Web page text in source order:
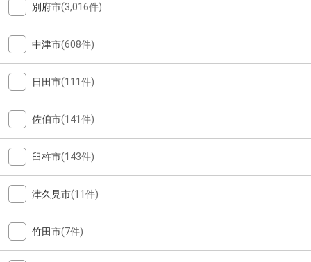
別府市(3,016件)
中津市(608件)
日田市(111件)
佐伯市(141件)
臼杵市(143件)
津久見市(11件)
竹田市(7件)